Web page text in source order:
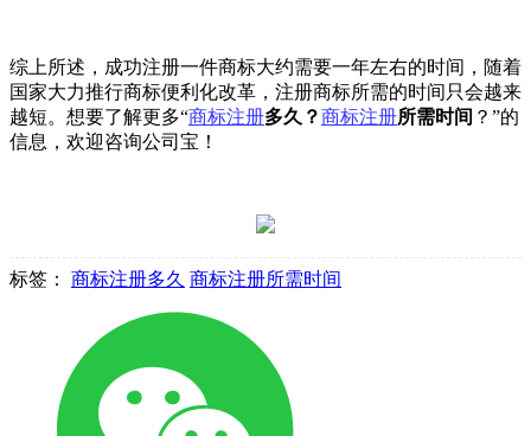
综上所述，成功注册一件商标大约需要一年左右的时间，随着
国家大力推行商标便利化改革，注册商标所需的时间只会越来
越短。想要了解更多“商标注册多久？商标注册所需时间 ？”的
信息，欢迎咨询公司宝！
标签： 商标注册多久 商标注册所需时间